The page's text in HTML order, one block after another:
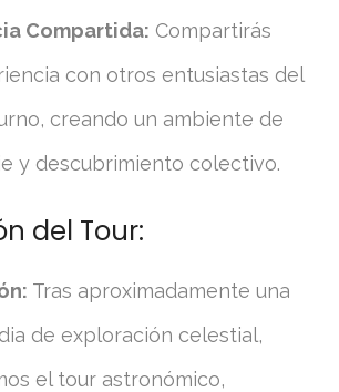
Compartida: Compartirás
con otros entusiastas del
creando un ambiente de
y descubrimiento colectivo.
del Tour:
Tras aproximadamente una
de exploración celestial,
el tour astronómico,